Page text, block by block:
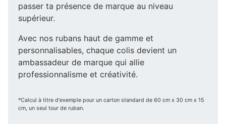
passer ta présence de marque au niveau
supérieur.
Avec nos rubans haut de gamme et
personnalisables, chaque colis devient un
ambassadeur de marque qui allie
professionnalisme et créativité.
*Calcul à titre d'exemple pour un carton standard de 60 cm x 30 cm x 15
cm, un seul tour de ruban.